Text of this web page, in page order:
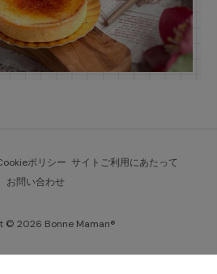
ポリシー サイトご利用にあたって
お問い合わせ
© 2026 Bonne Maman®